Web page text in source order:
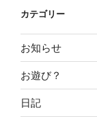
カテゴリー
お知らせ
お遊び？
日記